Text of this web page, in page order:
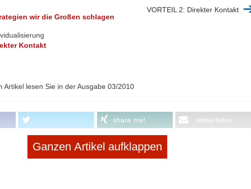
wir die Großen schlagen
Kontakt
VORTEIL 2: Direkter Kontakt
Artikel lesen Sie in der Ausgabe 03/2010
share me! weiterleiten
Sie auch interessieren:
Ganzen Artikel aufklappen